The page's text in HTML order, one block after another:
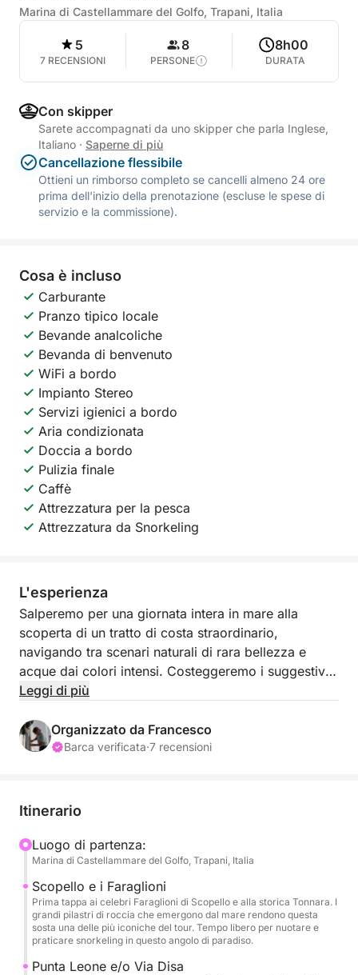
Marina di Castellammare del Golfo, Trapani, Italia
5
7 RECENSIONI
8
PERSONE
8h00
DURATA
Con skipper
Sarete accompagnati da uno skipper che parla Inglese,
Italiano · Saperne di più
Cancellazione flessibile
Ottieni un rimborso completo se cancelli almeno 24 ore
prima dell'inizio della prenotazione (escluse le spese di
servizio e la commissione).
Cosa è incluso
Carburante
Pranzo tipico locale
Bevande analcoliche
Bevanda di benvenuto
WiFi a bordo
Impianto Stereo
Servizi igienici a bordo
Aria condizionata
Doccia a bordo
Pulizia finale
Caffè
Attrezzatura per la pesca
Attrezzatura da Snorkeling
L'esperienza
Salperemo per una giornata intera in mare alla
scoperta di un tratto di costa straordinario,
navigando tra scenari naturali di rara bellezza e
acque dai colori intensi. Costeggeremo i suggestivi
Faraglioni, ammirando le imponenti formazioni
verso Cala Disa, una baia intima e tranquilla
caratterizzata da fondali limpidi e natura
Durante la navigazione avremo modo di effettuare
snorkeling tra fondali cristallini e pause di puro
relax, cullati dal ritmo del mare. La rotta continua
lungo il tratto selvaggio di Torre Uzzo, dove la costa
si mostra nella sua forma più autentica, tra scogliere
e acque turchesi, fino a raggiungere Cala Bianca,
una delle baie più affascinanti della zona, perfetta
per godersi il mare in totale tranquillità.
Leggi di più
Organizzato da Francesco
Barca verificata·7 recensioni
Itinerario
Luogo di partenza:
Marina di Castellammare del Golfo, Trapani, Italia
Scopello e i Faraglioni
Prima tappa ai celebri Faraglioni di Scopello e alla storica Tonnara. I
grandi pilastri di roccia che emergono dal mare rendono questa
sosta una delle più iconiche del tour. Tempo libero per nuotare e
praticare snorkeling in questo angolo di paradiso.
Punta Leone e/o Via Disa